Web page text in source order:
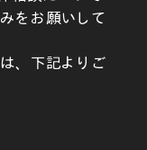
をお願いして
、下記よりご